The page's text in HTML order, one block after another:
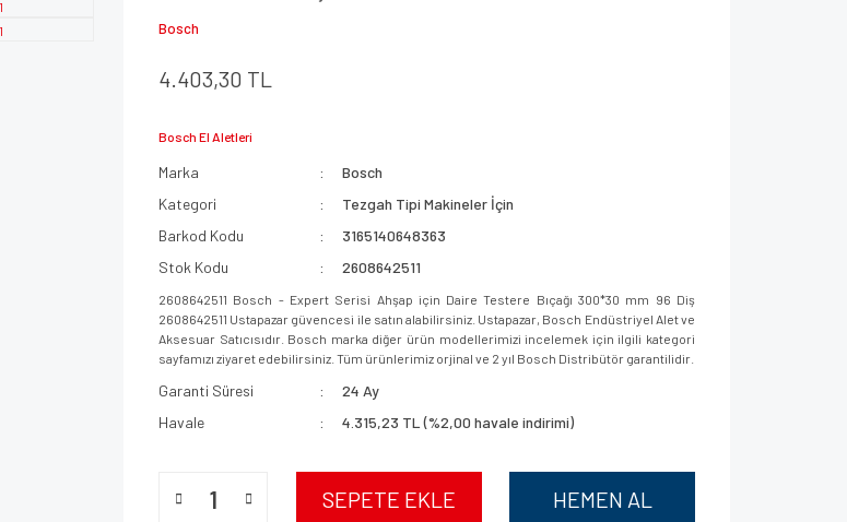
Bosch
4.403,30 TL
Bosch El Aletleri
Marka
Bosch
Kategori
Tezgah Tipi Makineler İçin
Barkod Kodu
3165140648363
Stok Kodu
2608642511
2608642511 Bosch - Expert Serisi Ahşap için Daire Testere Bıçağı 300*30 mm 96 Diş
2608642511 Ustapazar güvencesi ile satın alabilirsiniz. Ustapazar, Bosch Endüstriyel Alet ve
Aksesuar Satıcısıdır. Bosch marka diğer ürün modellerimizi incelemek için ilgili kategori
sayfamızı ziyaret edebilirsiniz. Tüm ürünlerimiz orjinal ve 2 yıl Bosch Distribütör garantilidir.
Garanti Süresi
24 Ay
Havale
4.315,23 TL (%2,00 havale indirimi)
SEPETE EKLE HEMEN AL